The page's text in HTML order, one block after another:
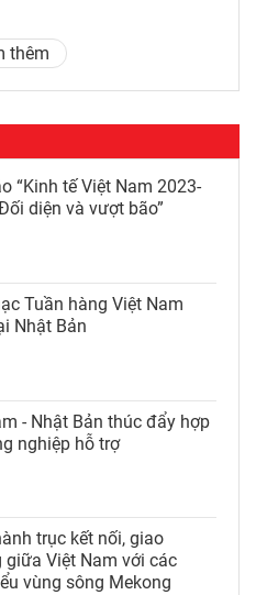
thêm
“Kinh tế Việt Nam 2023-
diện và vượt bão”
Tuần hàng Việt Nam
Nhật Bản
- Nhật Bản thúc đẩy hợp
nghiệp hỗ trợ
trục kết nối, giao
giữa Việt Nam với các
vùng sông Mekong